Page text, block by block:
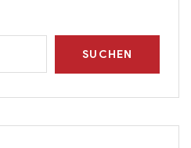
SUCHEN